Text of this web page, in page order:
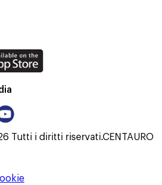
Tutti i diritti riservati.CENTAURO